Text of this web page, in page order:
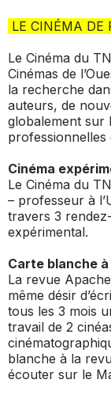
LE CINÉMA DE
Le Cinéma du
Cinémas de
la recherche
auteurs, de
globalement sur
professionnelles
Cinéma
Le Cinéma du
– professeur à
travers 3
expérimental.
Carte blanche
La revue
même désir
tous les 3 mois
travail de 2
blanche à la
écouter sur le